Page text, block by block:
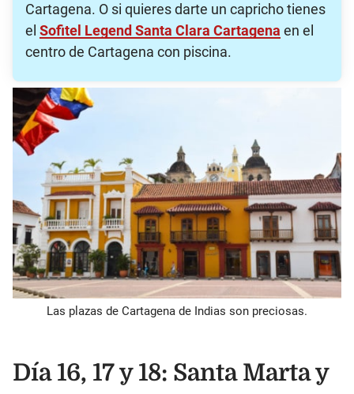
Cartagena. O si quieres darte un capricho tienes
el Sofitel Legend Santa Clara Cartagena en el
centro de Cartagena con piscina.
Las plazas de Cartagena de Indias son preciosas.
Día 16, 17 y 18: Santa Marta y